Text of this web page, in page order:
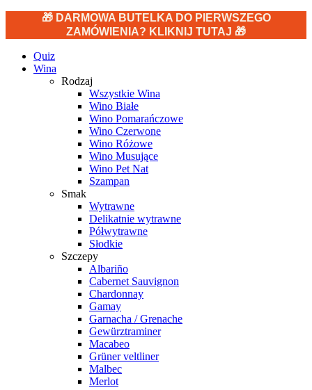
🎁 DARMOWA BUTELKA DO PIERWSZEGO
ZAMÓWIENIA? KLIKNIJ TUTAJ 🎁
Quiz
Wina
Rodzaj
Wszystkie Wina
Wino Białe
Wino Pomarańczowe
Wino Czerwone
Wino Różowe
Wino Musujące
Wino Pet Nat
Szampan
Smak
Wytrawne
Delikatnie wytrawne
Półwytrawne
Słodkie
Szczepy
Albariño
Cabernet Sauvignon
Chardonnay
Gamay
Garnacha / Grenache
Gewürztraminer
Macabeo
Grüner veltliner
Malbec
Merlot